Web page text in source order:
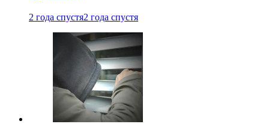
2 года спустя2 года спустя